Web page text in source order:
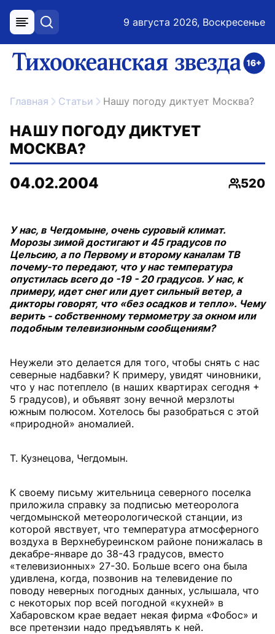
меню поиск 9 августа 2026, Воскресенье
ссылка на главную
Главная Статьи Нашу погоду диктует Москва?
НАШУ ПОГОДУ ДИКТУЕТ
МОСКВА?
04.02.2004
520
У нас, в Чегдомыне, очень суровый климат.
Морозы зимой достигают и 45 градусов по
Цельсию, а по Первому и второму каналам ТВ
почему-то передают, что у нас температура
опустилась всего до -19 - 20 градусов. У нас, к
примеру, идет снег или дует сильный ветер, а
дикторы говорят, что «без осадков и тепло». Чему
верить - собственному термометру за окном или
подобным телевизионным сообщениям?
Неужели это делается для того, чтобы снять с нас
северные надбавки? К примеру, увидят чиновники,
что у нас потеплело (в наших квартирах сегодня +
5 градусов), и объявят зону вечной мерзлоты
южным полюсом. Хотелось бы разобраться с этой
«природной» аномалией.
Т. Кузнецова, Чегдомын.
К своему письму жительница северного поселка
приложила справку за подписью метеоролога
чегдомынской метеорологической станции, из
которой явствует, что температура атмосферного
воздуха в Верхнебуреинском районе понижалась в
декабре-январе до 38-43 градусов, вместо
«телевизионных» 27-30. Больше всего она была
удивлена, когда, позвонив на телевидение по
поводу неверных погодных данных, услышала, что
с некоторых пор всей погодной «кухней» в
Хабаровском крае ведает некая фирма «Фобос» и
все претензии надо предъявлять к ней.